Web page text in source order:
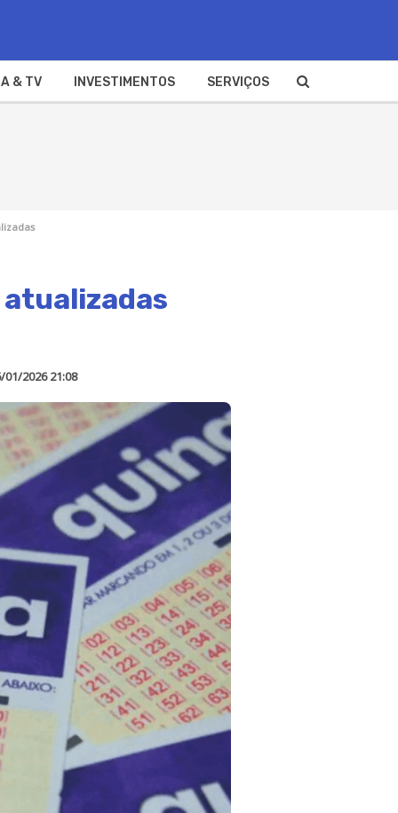
& TV INVESTIMENTOS SERVIÇOS
atualizadas
01/2026 21:08